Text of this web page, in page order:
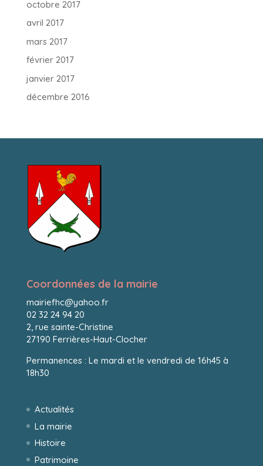
octobre 2017
avril 2017
mars 2017
février 2017
janvier 2017
décembre 2016
Coordonnées de la mairie
mairiefhc@yahoo.fr
02 32 24 94 20
2, rue sainte-Christine
27190 Ferrières-Haut-Clocher
Permanences : Le mardi et le vendredi de 16h45 à
18h30
Actualités
La mairie
Histoire
Patrimoine